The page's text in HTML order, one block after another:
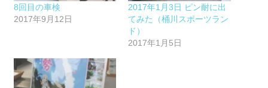
8回目の車検
2017年9月12日
2017年1月3日 ピン耐に出
てみた（桶川スポーツラン
ド）
2017年1月5日